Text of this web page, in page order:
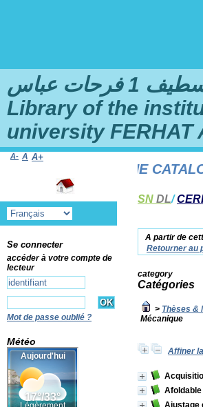
عباس
Library of the
university FERHAT
SN DL/
A partir de
Retourner au
category
Catégories
> Thèses &
Mécanique
Affiner
Ajustage
TO THE ONLINE
A- A A+
Se connecter
accéder à votre compte de
lecteur
Mot de passe oublié ?
Météo